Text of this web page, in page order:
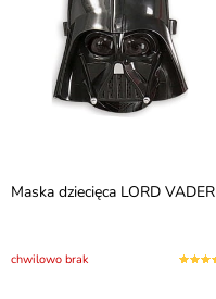
Maska dziecięca LORD VADER
chwilowo brak